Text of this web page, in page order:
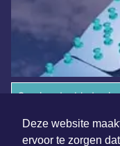
Deze website
ervoor te zorgen
Overige dagbladen in
Algemene voorwaarden